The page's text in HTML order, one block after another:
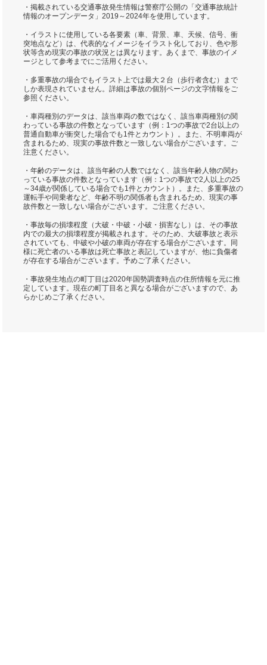
・掲載されている交通事故発生情報は警察庁公開の「交通事故統計
情報のオープンデータ」2019～2024年を使用しています。
・イラストに使用している各要素（車、背景、車、天候、信号、衝
突地点など）は、代表的なイメージをイラスト化しており、色や形
状等含め現実の事故の状況とは異なります。あくまで、事故のイメ
ージとして参考までにご活用ください。
・多重事故の場合でもイラスト上では最大２台（歩行者含む）まで
しか表現されていません。詳細は事故の個別ページの文字情報をご
参照ください。
・車両種別のデータは、該当車両の数ではなく、該当車両種別の関
わっている事故の件数となっています（例：1つの事故で2台以上の
普通自動車が衝突した場合でも1件とカウント）。また、不明車両が
含まれるため、現実の事故件数と一致しない場合がございます。ご
注意ください。
・年齢のデータは、該当年齢の人数ではなく、該当年齢人物の関わ
っている事故の件数となっています（例：1つの事故で2人以上の25
～34歳が関係している場合でも1件とカウント）。また、多重事故の
運転手や同乗者など、年齢不明の関係者も含まれるため、現実の事
故件数と一致しない場合がございます。ご注意ください。
・事故毎の損壊程度（大破・中破・小破・損害なし）は、その事故
内での最大の損壊程度が掲載されます。そのため、大破事故と表示
されていても、中破や小破の車両が存在する場合がございます。同
様に死亡者のいる事故は死亡事故と表記していますが、他に負傷者
が存在する場合がございます。予めご了承ください。
・事故発生地点の町丁目は2020年国勢調査時点の住所情報を元に推
定しています。現在の町丁目名と異なる場合がございますので、あ
らかじめご了承ください。